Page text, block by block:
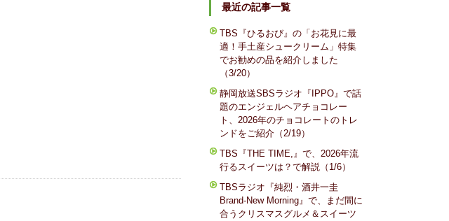
最近の記事一覧
TBS『ひるおび』の「お花見に最
適！手土産シュークリーム」特集
でお勧めの品を紹介しました
（3/20）
静岡放送SBSラジオ『IPPO』で話
題のエンジェルヘアチョコレー
ト、2026年のチョコレートのトレ
ンドをご紹介（2/19）
TBS『THE TIME,』で、2026年流
行るスイーツは？で解説（1/6）
TBSラジオ『純烈・酒井一圭
Brand-New Morning』で、まだ間に
合うクリスマスグルメ＆スイーツ